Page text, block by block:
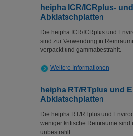
heipha ICR/ICRplus-
Abklatschplatten
Die heipha ICR/ICRplus und
sind zur Verwendung in
verpackt und gammabestrahlt.
Weitere Informationen
heipha RT/RTplus und
Abklatschplatten
Die heipha RT/RTplus und
weniger kritische Reinräume sind
unbestrahlt.